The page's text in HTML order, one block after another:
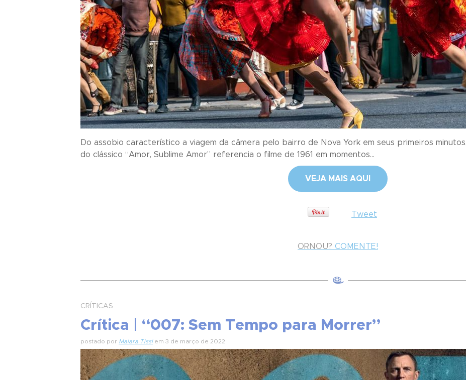
Do assobio característico a viagem da câmera pelo bairro de Nova York em seus primeiros
do clássico “Amor, Sublime Amor” referencia o filme de 1961 em momentos...
VEJA MAIS AQUI
Tweet
ORNOU? COMENTE!
CRÍTICAS
Crítica | “007: Sem Tempo para Morrer”
postado por Maiara Tissiem 3 de março de 2022